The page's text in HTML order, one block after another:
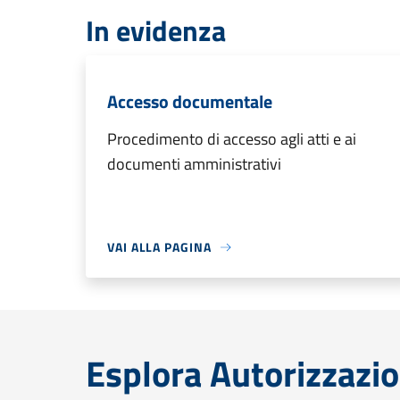
In evidenza
Accesso documentale
Procedimento di accesso agli atti e ai
documenti amministrativi
VAI ALLA PAGINA
Esplora